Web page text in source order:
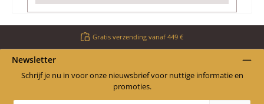
Gratis verzending vanaf 449 €
Newsletter
Schrijf je nu in voor onze nieuwsbrief voor nuttige informatie en
promoties.